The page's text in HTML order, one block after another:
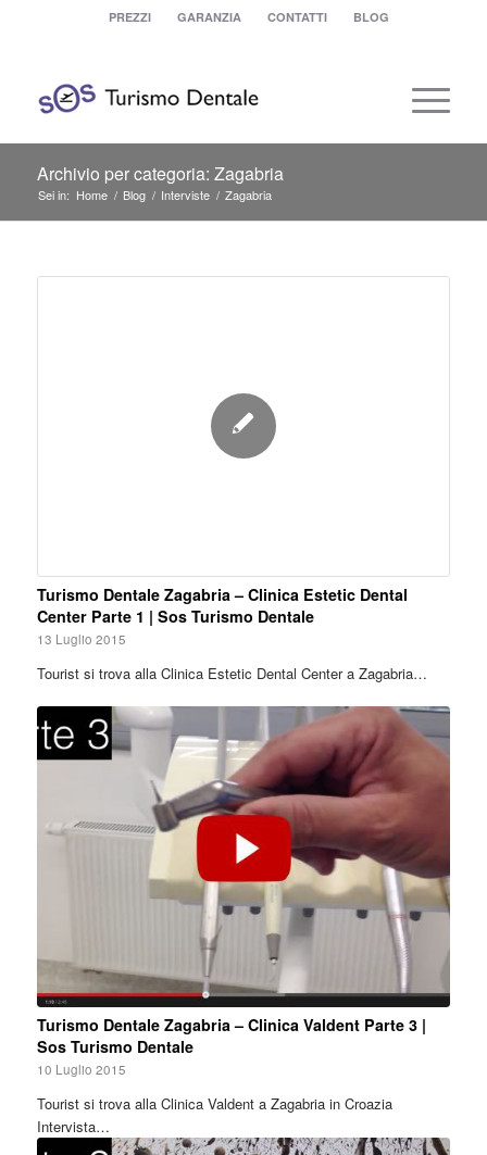
PREZZI GARANZIA CONTATTI BLOG
Archivio per categoria: Zagabria
Sei in: Home / Blog / Interviste / Zagabria
Turismo Dentale Zagabria – Clinica Estetic Dental
Center Parte 1 | Sos Turismo Dentale
13 Luglio 2015
Tourist si trova alla Clinica Estetic Dental Center a Zagabria…
Turismo Dentale Zagabria – Clinica Valdent Parte 3 |
Sos Turismo Dentale
10 Luglio 2015
Tourist si trova alla Clinica Valdent a Zagabria in Croazia
Intervista…